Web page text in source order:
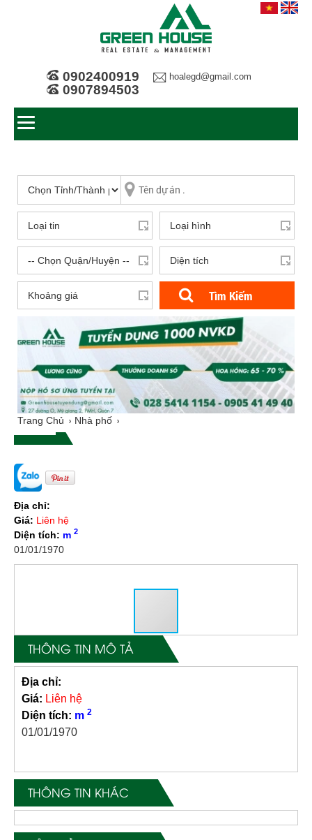
0902400919
0907894503
hoalegd@gmail.com
Tìm Kiếm
Trang Chủ Nhà phố
Địa chỉ:
Giá: Liên hệ
Diện tích: m 2
01/01/1970
THÔNG TIN MÔ TẢ
Địa chỉ:
Giá: Liên hệ
Diện tích: m 2
01/01/1970
THÔNG TIN KHÁC